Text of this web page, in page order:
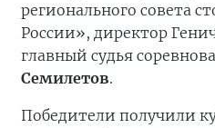
регионального совета
России», директор
главный судья
Семилетов.
Победители получили